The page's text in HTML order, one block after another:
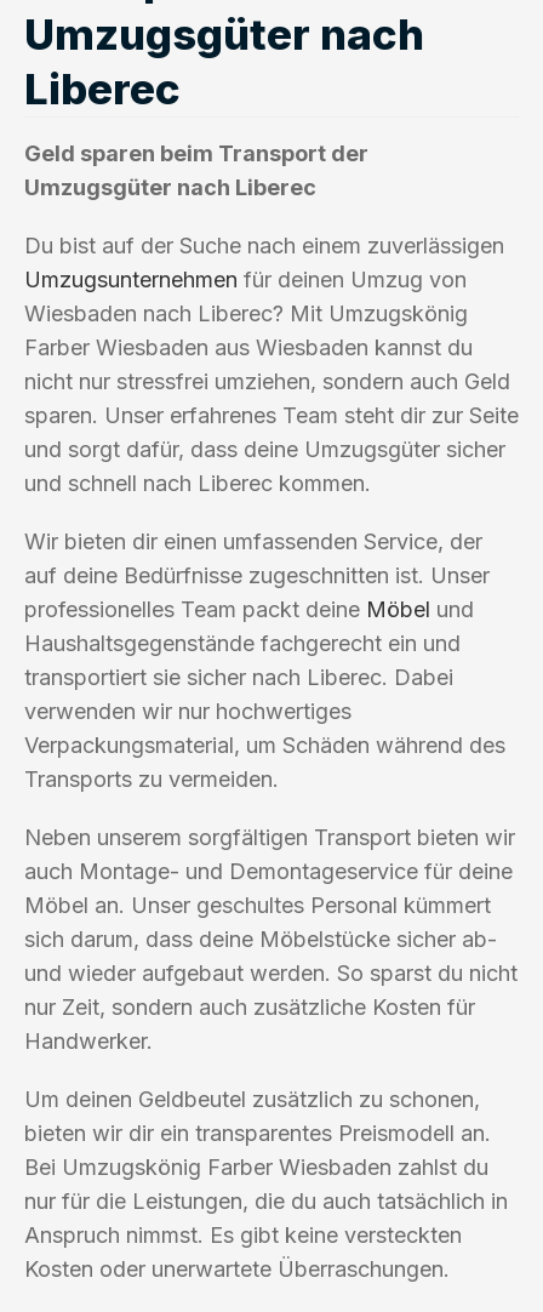
Umzugsgüter nach
Liberec
Geld sparen beim Transport der
Umzugsgüter nach Liberec
Du bist auf der Suche nach einem zuverlässigen
Umzugsunternehmen für deinen Umzug von
Wiesbaden nach Liberec? Mit Umzugskönig
Farber Wiesbaden aus Wiesbaden kannst du
nicht nur stressfrei umziehen, sondern auch Geld
sparen. Unser erfahrenes Team steht dir zur Seite
und sorgt dafür, dass deine Umzugsgüter sicher
und schnell nach Liberec kommen.
Wir bieten dir einen umfassenden Service, der
auf deine Bedürfnisse zugeschnitten ist. Unser
professionelles Team packt deine Möbel und
Haushaltsgegenstände fachgerecht ein und
transportiert sie sicher nach Liberec. Dabei
verwenden wir nur hochwertiges
Verpackungsmaterial, um Schäden während des
Transports zu vermeiden.
Neben unserem sorgfältigen Transport bieten wir
auch Montage- und Demontageservice für deine
Möbel an. Unser geschultes Personal kümmert
sich darum, dass deine Möbelstücke sicher ab-
und wieder aufgebaut werden. So sparst du nicht
nur Zeit, sondern auch zusätzliche Kosten für
Handwerker.
Um deinen Geldbeutel zusätzlich zu schonen,
bieten wir dir ein transparentes Preismodell an.
Bei Umzugskönig Farber Wiesbaden zahlst du
nur für die Leistungen, die du auch tatsächlich in
Anspruch nimmst. Es gibt keine versteckten
Kosten oder unerwartete Überraschungen.